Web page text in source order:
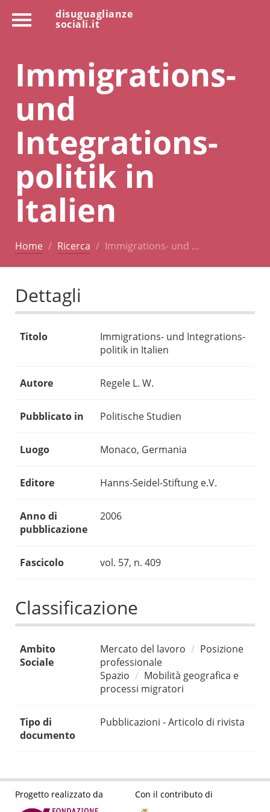
disuguaglianze
sociali.it
Immigrations-
und
Integrations-
politik in
Italien
Home Ricerca Immigrations- und …
Dettagli
Titolo
Immigrations- und Integrations-
politik in Italien
Autore Regele L. W.
Pubblicato in Politische Studien
Luogo Monaco, Germania
Editore Hanns-Seidel-Stiftung e.V.
Anno di
pubblicazione
2006
Fascicolo vol. 57, n. 409
Classificazione
Ambito
Sociale
Mercato del lavoro
Posizione
professionale
Spazio
Mobilità geografica e
processi migratori
Tipo di
documento
Pubblicazioni - Articolo di rivista
Progetto realizzato da Con il contributo di